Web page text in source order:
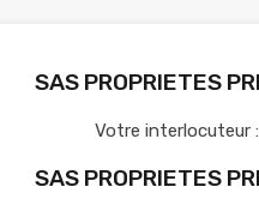
SAS PROPRIETES
Votre interlocuteur :
SAS PROPRIETES